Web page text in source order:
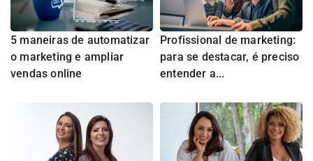
5 maneiras de automatizar
o marketing e ampliar
vendas online
Profissional de marketing:
para se destacar, é preciso
entender a...